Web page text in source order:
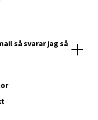
så svarar jag så